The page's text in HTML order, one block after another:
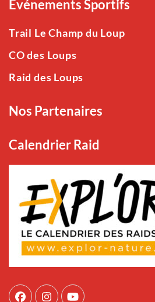
Événements Sportifs
Trail Le Champ du Loup
CO des Loups
Raid des Loups
Nos Partenaires
Calendrier Raid